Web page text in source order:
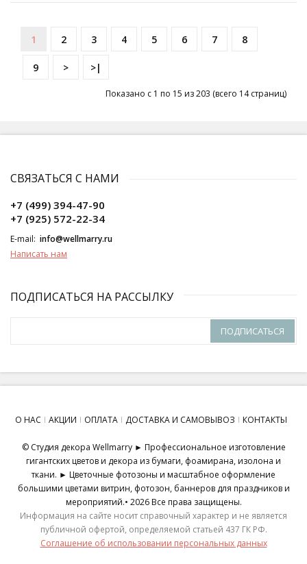
1 2 3 4 5 6 7 8
9 > >|
Показано с 1 по 15 из 203 (всего 14 страниц)
СВЯЗАТЬСЯ С НАМИ
+7 (499) 394-47-90
+7 (925) 572-22-34
E-mail: info@wellmarry.ru
Написать нам
ПОДПИСАТЬСЯ НА РАССЫЛКУ
ПОДПИСАТЬСЯ
О НАС АКЦИИ ОПЛАТА ДОСТАВКА И САМОВЫВОЗ КОНТАКТЫ
© Студия декора Wellmarry ► Профессиональное изготовление
гигантских цветов и декора из бумаги, фоамирана, изолона и
ткани. ► Цветочные фотозоны и масштабное оформление
большими цветами витрин, фотозон, баннеров для праздников и
мероприятий.• 2026 Все права защищены.
Информация на сайте носит справочный характер и не является
публичной офертой, определяемой статьей 437 ГК РФ.
Соглашение об использовании персональных данных